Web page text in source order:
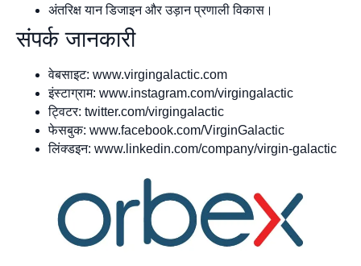
अंतरिक्ष यान डिजाइन और उड़ान प्रणाली विकास।
संपर्क जानकारी
वेबसाइट: www.virgingalactic.com
इंस्टाग्राम: www.instagram.com/virgingalactic
ट्विटर: twitter.com/virgingalactic
फेसबुक: www.facebook.com/VirginGalactic
लिंक्डइन: www.linkedin.com/company/virgin-galactic